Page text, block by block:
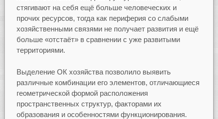
стягивают на себя ещё больше человеческих и
прочих ресурсов, тогда как периферия со слабыми
хозяйственными связями не получает развития и ещё
больше «отстаёт» в сравнении с уже развитыми
территориями.
Выделение ОК хозяйства позволило выявить
различные комбинации его элементов, отличающиеся
геометрической формой расположения
пространственных структур, факторами их
образования и особенностями функционирования.